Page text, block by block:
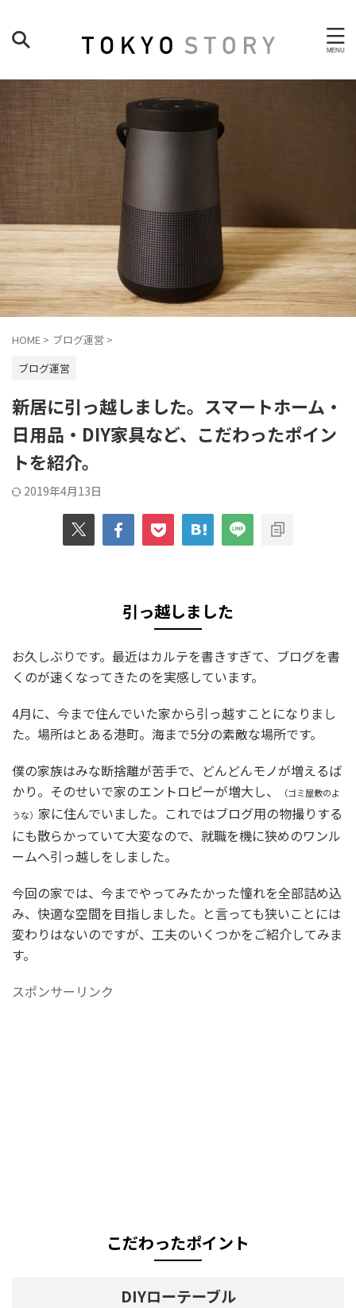
HOME > ブログ運営 >
ブログ運営
新居に引っ越しました。スマートホーム・
日用品・DIY家具など、こだわったポイン
トを紹介。
2019年4月13日
引っ越しました
お久しぶりです。最近はカルテを書きすぎて、ブログを書
くのが速くなってきたのを実感しています。
4月に、今まで住んでいた家から引っ越すことになりまし
た。場所はとある港町。海まで5分の素敵な場所です。
僕の家族はみな断捨離が苦手で、どんどんモノが増えるば
かり。そのせいで家のエントロピーが増大し、
（ゴミ屋敷のよ
うな） 家に住んでいました。これではブログ用の物撮りする
にも散らかっていて大変なので、就職を機に狭めのワンル
ームへ引っ越しをしました。
今回の家では、今までやってみたかった憧れを全部詰め込
み、快適な空間を目指しました。と言っても狭いことには
変わりはないのですが、工夫のいくつかをご紹介してみま
す。
スポンサーリンク
こだわったポイント
DIYローテーブル